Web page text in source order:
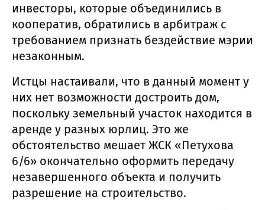
инвесторы, которые объединились в
кооператив, обратились в арбитраж с
требованием признать бездействие мэрии
незаконным.
Истцы настаивали, что в данный момент у
них нет возможности достроить дом,
поскольку земельный участок находится в
аренде у разных юрлиц. Это же
обстоятельство мешает ЖСК «Петухова
6/6» окончательно оформить передачу
незавершенного объекта и получить
разрешение на строительство.